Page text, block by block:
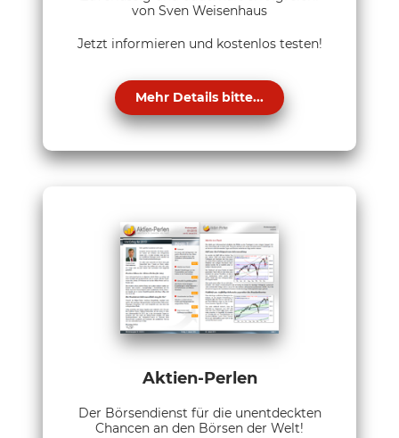
von Sven Weisenhaus
Jetzt informieren und kostenlos testen!
Mehr Details bitte...
Aktien-Perlen
Der Börsendienst für die unentdeckten
Chancen an den Börsen der Welt!